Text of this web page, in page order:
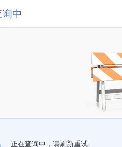
中
正在查询中，请刷新重试